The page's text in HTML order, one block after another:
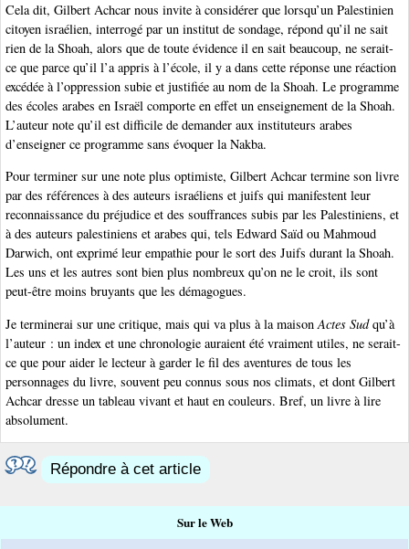
Cela dit, Gilbert Achcar nous invite à considérer que lorsqu’un Palestinien
citoyen israélien, interrogé par un institut de sondage, répond qu’il ne sait
rien de la Shoah, alors que de toute évidence il en sait beaucoup, ne serait-
ce que parce qu’il l’a appris à l’école, il y a dans cette réponse une réaction
excédée à l’oppression subie et justifiée au nom de la Shoah. Le programme
des écoles arabes en Israël comporte en effet un enseignement de la Shoah.
L’auteur note qu’il est difficile de demander aux instituteurs arabes
d’enseigner ce programme sans évoquer la Nakba.
Pour terminer sur une note plus optimiste, Gilbert Achcar termine son livre
par des références à des auteurs israéliens et juifs qui manifestent leur
reconnaissance du préjudice et des souffrances subis par les Palestiniens, et
à des auteurs palestiniens et arabes qui, tels Edward Saïd ou Mahmoud
Darwich, ont exprimé leur empathie pour le sort des Juifs durant la Shoah.
Les uns et les autres sont bien plus nombreux qu’on ne le croit, ils sont
peut-être moins bruyants que les démagogues.
Je terminerai sur une critique, mais qui va plus à la maisonActes Sudqu’à
l’auteur : un index et une chronologie auraient été vraiment utiles, ne serait-
ce que pour aider le lecteur à garder le fil des aventures de tous les
personnages du livre, souvent peu connus sous nos climats, et dont Gilbert
Achcar dresse un tableau vivant et haut en couleurs. Bref, un livre à lire
absolument.
Répondre à cet article
Sur le Web